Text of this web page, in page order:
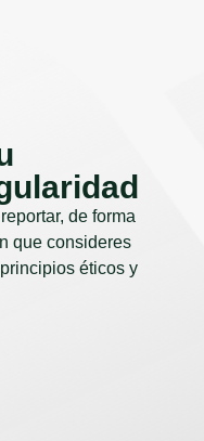
de forma
que consideres
éticos y